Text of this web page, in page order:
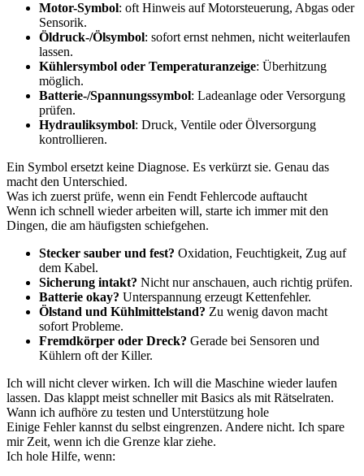
Motor-Symbol: oft Hinweis auf Motorsteuerung, Abgas oder
Sensorik.
Öldruck-/Ölsymbol: sofort ernst nehmen, nicht weiterlaufen
lassen.
Kühlersymbol oder Temperaturanzeige: Überhitzung
möglich.
Batterie-/Spannungssymbol: Ladeanlage oder Versorgung
prüfen.
Hydrauliksymbol: Druck, Ventile oder Ölversorgung
kontrollieren.
Ein Symbol ersetzt keine Diagnose. Es verkürzt sie. Genau das
macht den Unterschied.
Was ich zuerst prüfe, wenn ein Fendt Fehlercode auftaucht
Wenn ich schnell wieder arbeiten will, starte ich immer mit den
Dingen, die am häufigsten schiefgehen.
Stecker sauber und fest? Oxidation, Feuchtigkeit, Zug auf
dem Kabel.
Sicherung intakt? Nicht nur anschauen, auch richtig prüfen.
Batterie okay? Unterspannung erzeugt Kettenfehler.
Ölstand und Kühlmittelstand? Zu wenig davon macht
sofort Probleme.
Fremdkörper oder Dreck? Gerade bei Sensoren und
Kühlern oft der Killer.
Ich will nicht clever wirken. Ich will die Maschine wieder laufen
lassen. Das klappt meist schneller mit Basics als mit Rätselraten.
Wann ich aufhöre zu testen und Unterstützung hole
Einige Fehler kannst du selbst eingrenzen. Andere nicht. Ich spare
mir Zeit, wenn ich die Grenze klar ziehe.
Ich hole Hilfe, wenn: